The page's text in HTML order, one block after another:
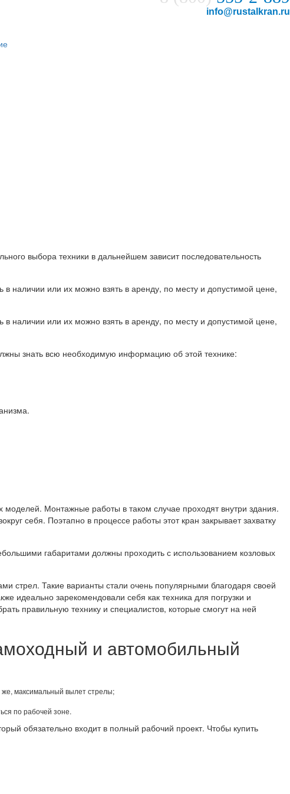
info@rustalkran.ru
выбора техники в дальнейшем зависит последовательность
наличии или их можно взять в аренду, по месту и допустимой цене,
наличии или их можно взять в аренду, по месту и допустимой цене,
знать всю необходимую информацию об этой технике:
Монтажные работы в таком случае проходят внутри здания.
себя. Поэтапно в процессе работы этот кран закрывает захватку
габаритами должны проходить с использованием козловых
стрел. Такие варианты стали очень популярными благодаря своей
идеально зарекомендовали себя как техника для погрузки и
правильную технику и специалистов, которые смогут на ней
и автомобильный
же, максимальный вылет стрелы;
по рабочей зоне.
обязательно входит в полный рабочий проект. Чтобы купить